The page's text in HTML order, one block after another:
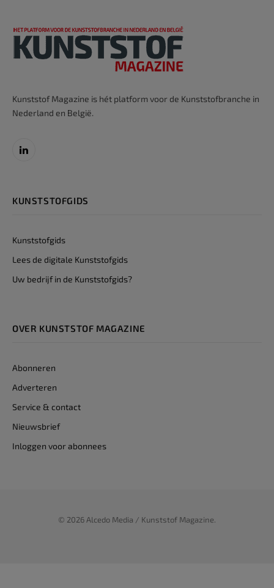
Kunststof Magazine is hét platform voor de Kunststofbranche in
Nederland en België.
LinkedIn
KUNSTSTOFGIDS
Kunststofgids
Lees de digitale Kunststofgids
Uw bedrijf in de Kunststofgids?
OVER KUNSTSTOF MAGAZINE
Abonneren
Adverteren
Service & contact
Nieuwsbrief
Inloggen voor abonnees
© 2026 Alcedo Media / Kunststof Magazine.